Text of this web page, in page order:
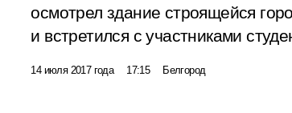
осмотрел здание строящейся
и встретился с участниками
14 июля 2017 года 17:15 Белгород